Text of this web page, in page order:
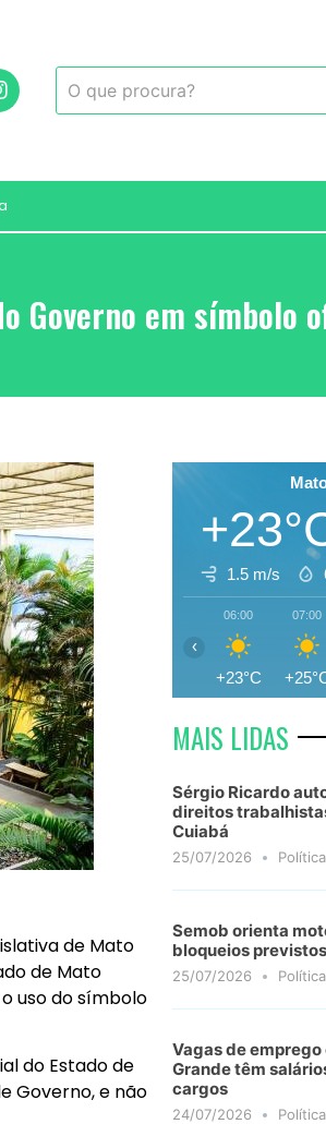
Governo em símbolo
de Mato
de Mato
uso do símbolo
do Estado de
Governo, e não
1.5 m/s
06:00
+23°C
07:00
‹
MAIS LIDAS
Sérgio Ricardo
direitos
Cuiabá
25/07/2026 Política
Semob orienta
bloqueios
25/07/2026 Política
Vagas de emprego
Grande têm
cargos
24/07/2026 Política